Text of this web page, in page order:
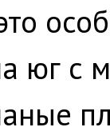
юг с